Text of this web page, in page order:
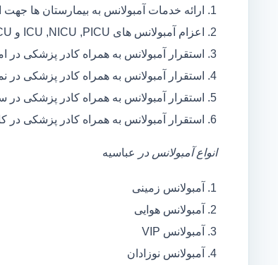
ارائه خدمات آمبولانس به بیمارستان ها
اعزام آمبولانس های ICU ,NICU ,PICU و CCU جهت انتقال بیماران با شرایط خاص
استقرار آمبولانس به همراه کادر پزشکی در
استقرار آمبولانس به همراه کادر پزشکی در
استقرار آمبولانس به همراه کادر پزشکی
استقرار آمبولانس به همراه کادر پزشکی
انواع آمبولانس در عباسیه
آمبولانس زمینی
آمبولانس هوایی
آمبولانس VIP
آمبولانس نوزادان